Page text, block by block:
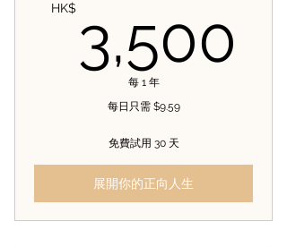
HK$ 3,500
每 1 年
每日只需 $9.59
免費試用 30 天
展開你的正向人生